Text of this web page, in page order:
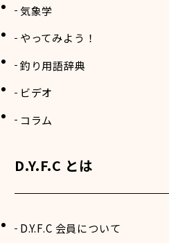
気象学
やってみよう！
釣り用語辞典
ビデオ
コラム
D.Y.F.C とは
D.Y.F.C 会員について